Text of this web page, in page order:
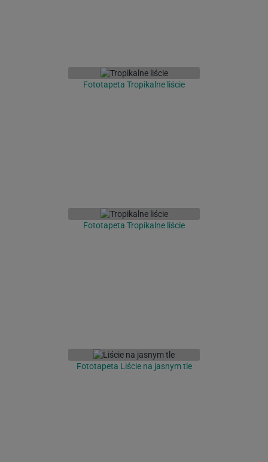
Fototapeta Tropikalne liście
Fototapeta Tropikalne liście
Fototapeta Liście na jasnym tle